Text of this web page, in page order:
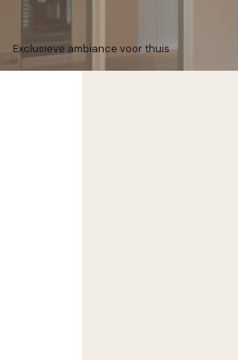
Exclusieve ambiance voor thuis